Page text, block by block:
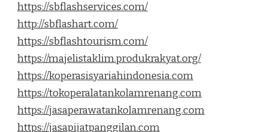
https://sbflashservices.com/
http://sbflashart.com/
https://sbflashtourism.com/
https://majelistaklim.produkrakyat.org/
https://koperasisyariahindonesia.com
https://tokoperalatankolamrenang.com
https://jasaperawatankolamrenang.com
https://jasapijatpanggilan.com